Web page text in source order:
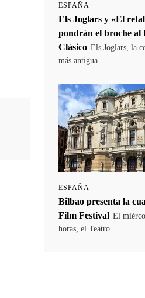
ESPAÑA
Els Joglars y «El
pondrán el broche al
Clásico Els Joglars, la
más antigua...
ESPAÑA
Bilbao presenta la
Film Festival El
horas, el Teatro...